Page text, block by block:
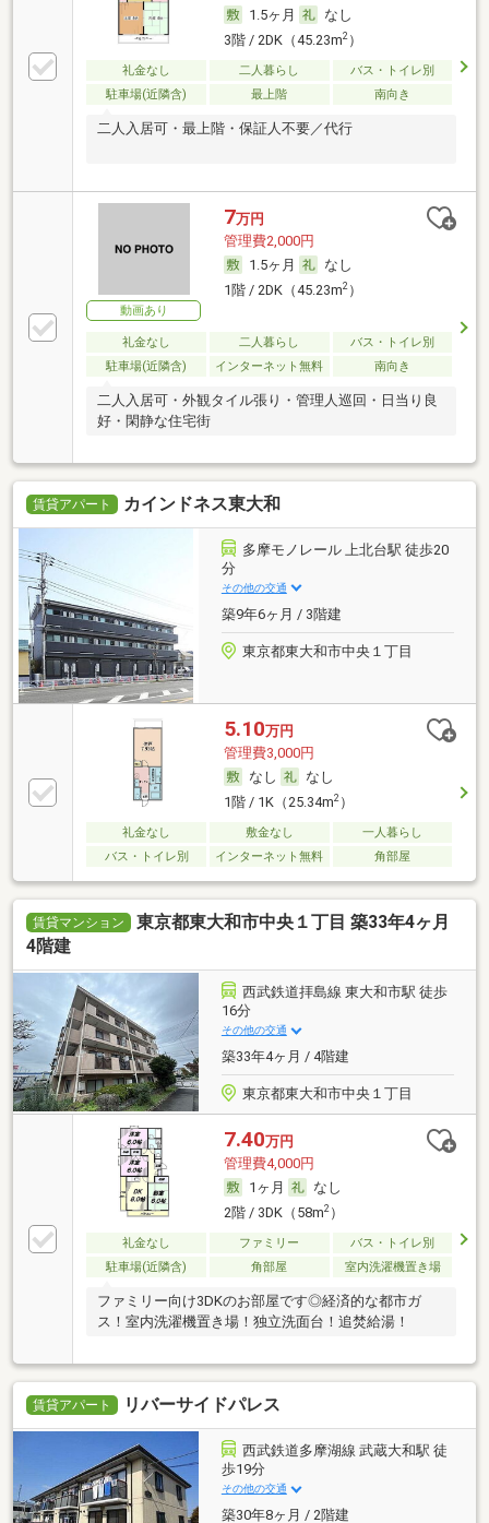
1.5ヶ月
なし
3階 / 2DK（45.23m2）
礼金なし 二人暮らし
バス・トイレ別
駐車場(近隣含)
最上階 南向き
二人入居可・最上階・保証人不要／代行
動画あり
7万円
管理費2,000円
1.5ヶ月
なし
1階 / 2DK（45.23m2）
礼金なし 二人暮らし
バス・トイレ別
駐車場(近隣含)
インターネット無料 南向き
二人入居可・外観タイル張り・管理人巡回・日当り良
好・閑静な住宅街
賃貸アパート カインドネス東大和
多摩モノレール 上北台駅 徒歩20
分
その他の交通
築9年6ヶ月 / 3階建
東京都東大和市中央１丁目
5.10万円
管理費3,000円
なし
なし
1階 / 1K（25.34m2）
礼金なし 敷金なし
一人暮らし
バス・トイレ別
インターネット無料 角部屋
賃貸マンション
東京都東大和市中央１丁目 築33年4ヶ月
4階建
西武鉄道拝島線 東大和市駅 徒歩
16分
その他の交通
築33年4ヶ月 / 4階建
東京都東大和市中央１丁目
7.40万円
管理費4,000円
1ヶ月
なし
2階 / 3DK（58m2）
礼金なし ファミリー
バス・トイレ別
駐車場(近隣含)
角部屋 室内洗濯機置き場
ファミリー向け3DKのお部屋です◎経済的な都市ガ
ス！室内洗濯機置き場！独立洗面台！追焚給湯！
賃貸アパート リバーサイドパレス
西武鉄道多摩湖線 武蔵大和駅 徒
歩19分
その他の交通
築30年8ヶ月 / 2階建